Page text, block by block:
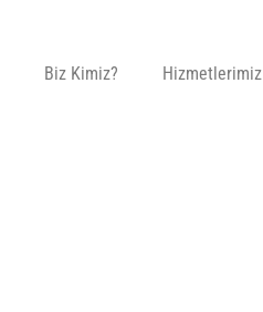
Biz Kimiz? Hizmetlerimiz